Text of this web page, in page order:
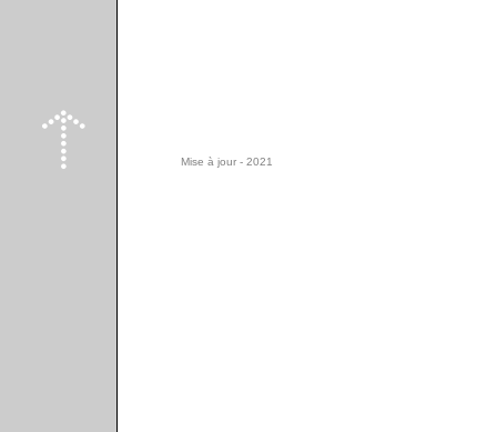
Mise à jour - 2021